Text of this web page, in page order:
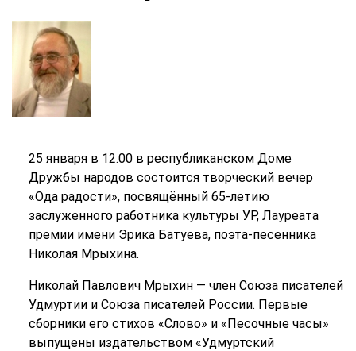
25 января в 12.00 в республиканском Доме
Дружбы народов состоится творческий вечер
«Ода радости», посвящённый 65-летию
заслуженного работника культуры УР, Лауреата
премии имени Эрика Батуева, поэта-песенника
Николая Мрыхина.
Николай Павлович Мрыхин — член Союза писателей
Удмуртии и Союза писателей России. Первые
сборники его стихов «Слово» и «Песочные часы»
выпущены издательством «Удмуртский